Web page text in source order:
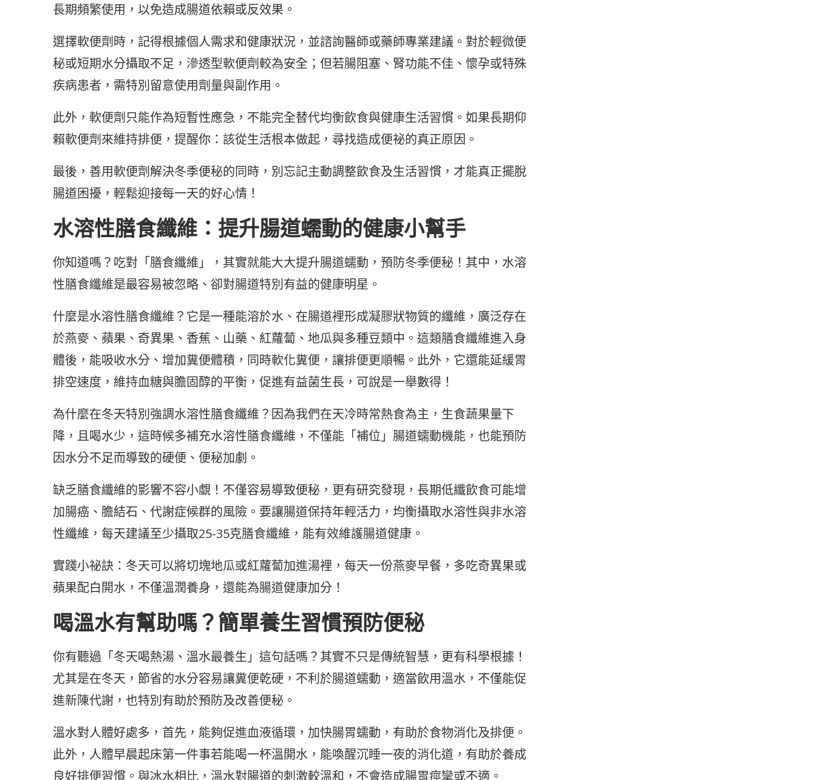
長期頻繁使用，以免造成腸道依賴或反效果。
選擇軟便劑時，記得根據個人需求和健康狀況，並諮詢醫師或藥師專業建議。對於輕微便
秘或短期水分攝取不足，滲透型軟便劑較為安全；但若腸阻塞、腎功能不佳、懷孕或特殊
疾病患者，需特別留意使用劑量與副作用。
此外，軟便劑只能作為短暫性應急，不能完全替代均衡飲食與健康生活習慣。如果長期仰
賴軟便劑來維持排便，提醒你：該從生活根本做起，尋找造成便祕的真正原因。
最後，善用軟便劑解決冬季便秘的同時，別忘記主動調整飲食及生活習慣，才能真正擺脫
腸道困擾，輕鬆迎接每一天的好心情！
水溶性膳食纖維：提升腸道蠕動的健康小幫手
你知道嗎？吃對「膳食纖維」，其實就能大大提升腸道蠕動，預防冬季便秘！其中，水溶
性膳食纖維是最容易被忽略、卻對腸道特別有益的健康明星。
什麼是水溶性膳食纖維？它是一種能溶於水、在腸道裡形成凝膠狀物質的纖維，廣泛存在
於燕麥、蘋果、奇異果、香蕉、山藥、紅蘿蔔、地瓜與多種豆類中。這類膳食纖維進入身
體後，能吸收水分、增加糞便體積，同時軟化糞便，讓排便更順暢。此外，它還能延緩胃
排空速度，維持血糖與膽固醇的平衡，促進有益菌生長，可說是一舉數得！
為什麼在冬天特別強調水溶性膳食纖維？因為我們在天冷時常熱食為主，生食蔬果量下
降，且喝水少，這時候多補充水溶性膳食纖維，不僅能「補位」腸道蠕動機能，也能預防
因水分不足而導致的硬便、便秘加劇。
缺乏膳食纖維的影響不容小覷！不僅容易導致便秘，更有研究發現，長期低纖飲食可能增
加腸癌、膽結石、代謝症候群的風險。要讓腸道保持年輕活力，均衡攝取水溶性與非水溶
性纖維，每天建議至少攝取25-35克膳食纖維，能有效維護腸道健康。
實踐小祕訣：冬天可以將切塊地瓜或紅蘿蔔加進湯裡，每天一份燕麥早餐，多吃奇異果或
蘋果配白開水，不僅溫潤養身，還能為腸道健康加分！
喝溫水有幫助嗎？簡單養生習慣預防便秘
你有聽過「冬天喝熱湯、溫水最養生」這句話嗎？其實不只是傳統智慧，更有科學根據！
尤其是在冬天，節省的水分容易讓糞便乾硬，不利於腸道蠕動，適當飲用溫水，不僅能促
進新陳代謝，也特別有助於預防及改善便秘。
溫水對人體好處多，首先，能夠促進血液循環，加快腸胃蠕動，有助於食物消化及排便。
此外，人體早晨起床第一件事若能喝一杯溫開水，能喚醒沉睡一夜的消化道，有助於養成
良好排便習慣。與冰水相比，溫水對腸道的刺激較溫和，不會造成腸胃痙攣或不適。